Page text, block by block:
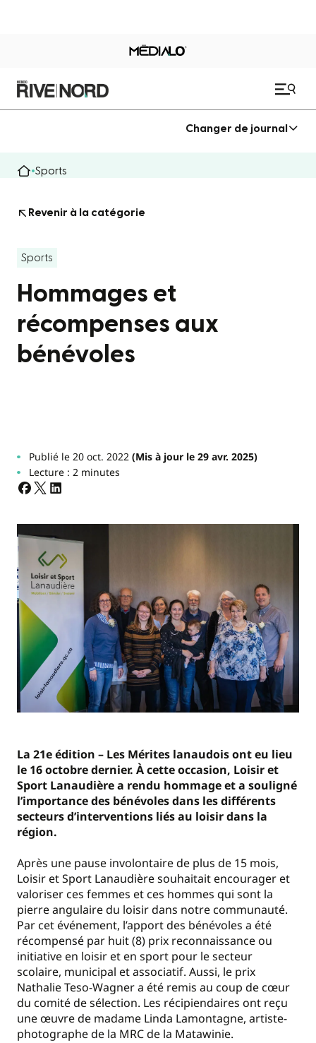
Changer de journal
Sports
Revenir à la catégorie
Sports
Hommages et
récompenses aux
bénévoles
Publié le 20 oct. 2022(Mis à jour le 29 avr. 2025)
Lecture : 2 minutes
La 21e édition – Les Mérites lanaudois ont eu lieu
le 16 octobre dernier. À cette occasion, Loisir et
Sport Lanaudière a rendu hommage et a souligné
l’importance des bénévoles dans les différents
secteurs d’interventions liés au loisir dans la
région.
Après une pause involontaire de plus de 15 mois,
Loisir et Sport Lanaudière souhaitait encourager et
valoriser ces femmes et ces hommes qui sont la
pierre angulaire du loisir dans notre communauté.
Par cet événement, l’apport des bénévoles a été
récompensé par huit (8) prix reconnaissance ou
initiative en loisir et en sport pour le secteur
scolaire, municipal et associatif. Aussi, le prix
Nathalie Teso-Wagner a été remis au coup de cœur
du comité de sélection. Les récipiendaires ont reçu
une œuvre de madame Linda Lamontagne, artiste-
photographe de la MRC de la Matawinie.